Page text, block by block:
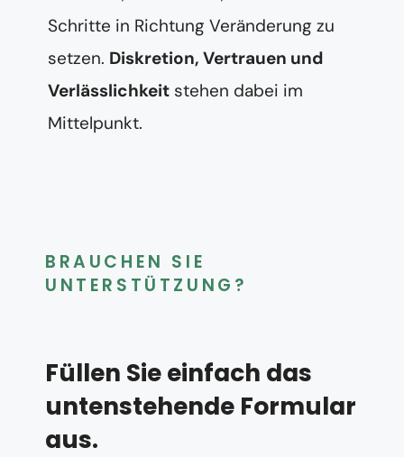
Schritte in Richtung Veränderung zu
setzen. Diskretion, Vertrauen und
Verlässlichkeit stehen dabei im
Mittelpunkt.
BRAUCHEN SIE
UNTERSTÜTZUNG?
Füllen Sie einfach das
untenstehende Formular
aus.